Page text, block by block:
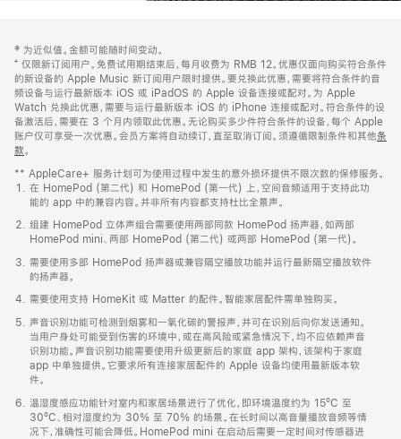
页
页
脚
注
‡ 为近似值。金额可能随时间变动。
⁺ 仅限新订阅用户。免费试用期结束后，每月收费为 RMB 12。优惠仅面向购买符合条件
的新设备的 Apple Music 新订阅用户限时提供。要兑换此优惠，需要将符合条件的音
频设备与运行最新版本 iOS 或 iPadOS 的 Apple 设备连接或配对。为 Apple
Watch 兑换此优惠，需要与运行最新版本 iOS 的 iPhone 连接或配对。符合条件的设
备激活后，需要在 3 个月内领取此优惠。无论购买多少件符合条件的设备，每个 Apple
账户仅可享受一次优惠。会员方案将自动续订，直至取消订阅。须遵循限制条件和其他条
款。
窗
口
中
打
开)
** AppleCare+ 服务计划可为使用过程中发生的意外损坏提供不限次数的保修服务。
在 HomePod (第二代) 和 HomePod (第一代) 上，空间音频适用于支持此功
能的 app 中的兼容内容。并非所有内容都支持杜比全景声。
组建 HomePod 立体声组合需要使用两部同款 HomePod 扬声器，如两部
HomePod mini、两部 HomePod (第二代) 或两部 HomePod (第一代)。
需要使用多部 HomePod 扬声器或兼容隔空播放功能并运行最新隔空播放软件
的扬声器。
需要使用支持 HomeKit 或 Matter 的配件。智能家居配件需单独购买。
声音识别功能可检测到烟雾和一氧化碳的警报声，并可在识别后向你发送通知。
当用户身处可能受到伤害的环境中，或在高风险或紧急情况下，均不应依赖声音
识别功能。声音识别功能需要使用升级更新后的家庭 app 架构，该架构于家庭
app 中单独提供。它要求所有连接家居配件的 Apple 设备均使用最新版本软
件。
温湿度感应功能针对室内和家居场景进行了优化，即环境温度约为 15ºC 至
30ºC、相对湿度约为 30% 至 70% 的场景。在长时间以高音量播放音频等情
况下，准确性可能会降低。HomePod mini 在启动后需要一定时间对传感器进